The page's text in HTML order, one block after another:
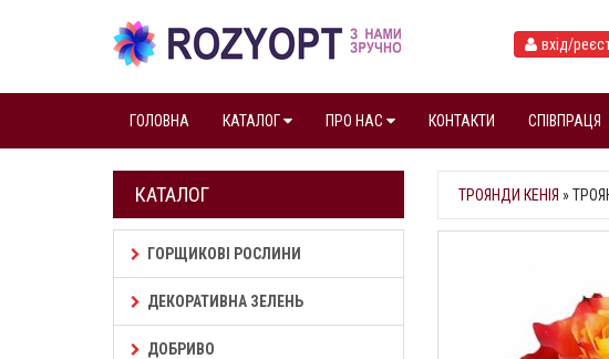
вхід/
ГОЛОВНА КАТАЛОГ ПРО НАС КОНТАКТИ СПІВПРАЦЯ
КАТАЛОГ
ГОРЩИКОВІ РОСЛИНИ
ДЕКОРАТИВНА ЗЕЛЕНЬ
ДОБРИВО
ТРОЯНДИ КЕНІЯ »